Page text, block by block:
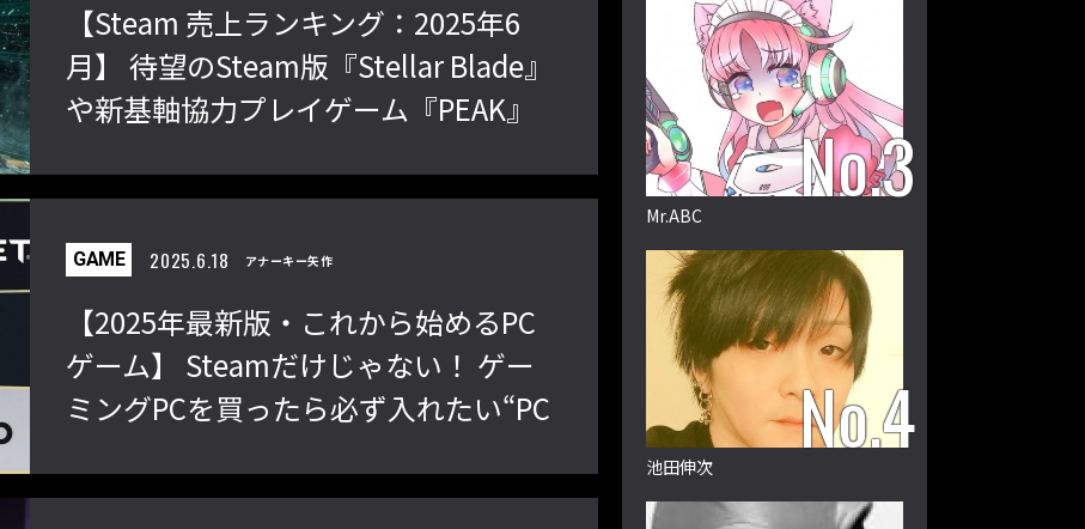
【Steam 売上ランキング：2025年6
月】 待望のSteam版『Stellar Blade』
や新基軸協力プレイゲーム『PEAK』
GAME 2025.6.18 アナーキー矢作
【2025年最新版・これから始めるPC
ゲーム】 Steamだけじゃない！ ゲー
ミングPCを買ったら必ず入れたい“PC
Mr.ABC
池田伸次